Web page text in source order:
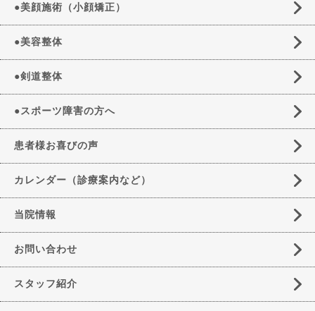
●美顔施術（小顔矯正）
●美容整体
●剣道整体
●スポーツ障害の方へ
患者様お喜びの声
カレンダー（診療案内など）
当院情報
お問い合わせ
スタッフ紹介